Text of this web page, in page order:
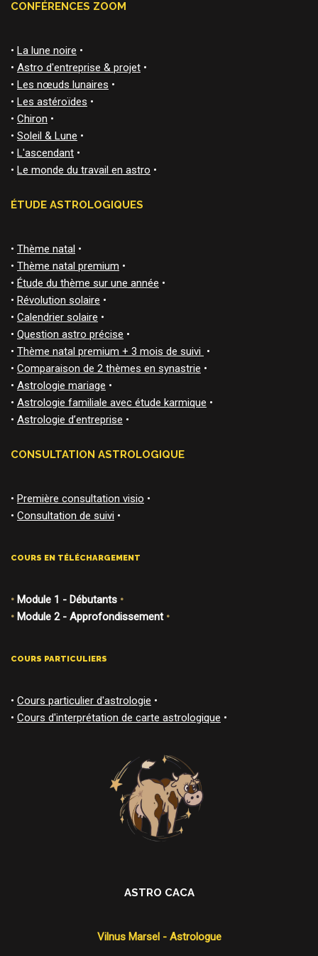
CONFÉRENCES ZOOM
• La lune noire •
• Astro d'entreprise & projet •
• Les nœuds lunaires •
• Les astéroïdes •
• Chiron •
• Soleil & Lune •
• L'ascendant •
• Le monde du travail en astro •
ÉTUDE ASTROLOGIQUES
• Thème natal •
• Thème natal premium •
• Étude du thème sur une année •
• Révolution solaire •
• Calendrier solaire •
• Question astro précise •
• Thème natal premium + 3 mois de suivi •
• Comparaison de 2 thèmes en synastrie •
• Astrologie mariage •
• Astrologie familiale avec étude karmique •
• Astrologie d’entreprise •
CONSULTATION ASTROLOGIQUE
• Première consultation visio •
• Consultation de suivi •
COURS EN TÉLÉCHARGEMENT
• Module 1 - Débutants •
• Module 2 - Approfondissement•
COURS PARTICULIERS
• Cours particulier d'astrologie •
• Cours d'interprétation de carte astrologique •
ASTRO CACA
Vilnus Marsel - Astrologue